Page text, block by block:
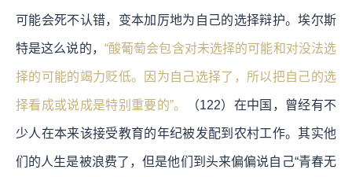
可能会死不认错，变本加厉地为自己的选择辩护。埃尔斯
特是这么说的， “酸葡萄会包含对未选择的可能和对没法选
择的可能的竭力贬低。因为自己选择了，所以把自己的选
择看成或说成是特别重要的”。 （122）在中国，曾经有不
少人在本来该接受教育的年纪被发配到农村工作。其实他
们的人生是被浪费了，但是他们到头来偏偏说自己“青春无